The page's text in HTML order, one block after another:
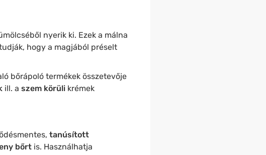
nyerik ki. Ezek a málna
hogy a magjából préselt
bőrápoló termékek összetevője
ill. a szem körüli krémek
tanúsított
bőrtis. Használhatja